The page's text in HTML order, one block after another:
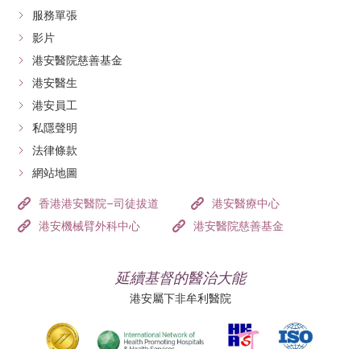
服務單張
影片
港安醫院慈善基金
港安醫生
港安員工
私隱聲明
法律條款
網站地圖
香港港安醫院–司徒拔道
港安醫療中心
港安機械臂外科中心
港安醫院慈善基金
延續基督的醫治大能
港安屬下非牟利醫院